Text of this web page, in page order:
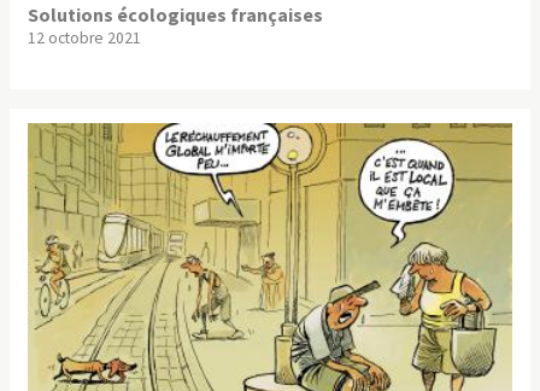
Solutions écologiques françaises
12 octobre 2021